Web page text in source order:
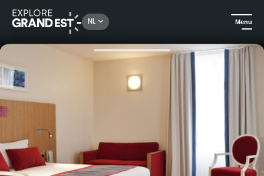
NL Menu
Kijk je ogen uit in de Grand Est